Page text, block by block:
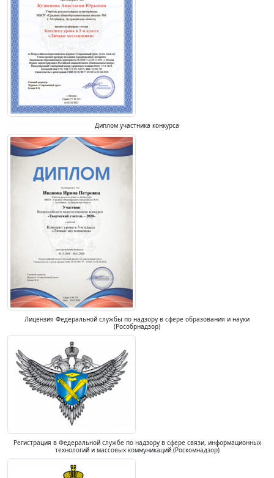
Диплом участника конкурса
Лицензия Федеральной службы по надзору в сфере образования и науки
(Рособрнадзор)
Регистрация в Федеральной службе по надзору в сфере связи, информационных
технологий и массовых коммуникаций (Роскомнадзор)